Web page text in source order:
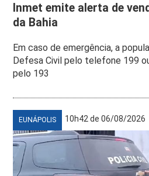
Inmet emite alerta de
da Bahia
Em caso de emergência, a
Defesa Civil pelo telefone 199
pelo 193
EUNÁPOLIS 10h42 de 06/08/2026